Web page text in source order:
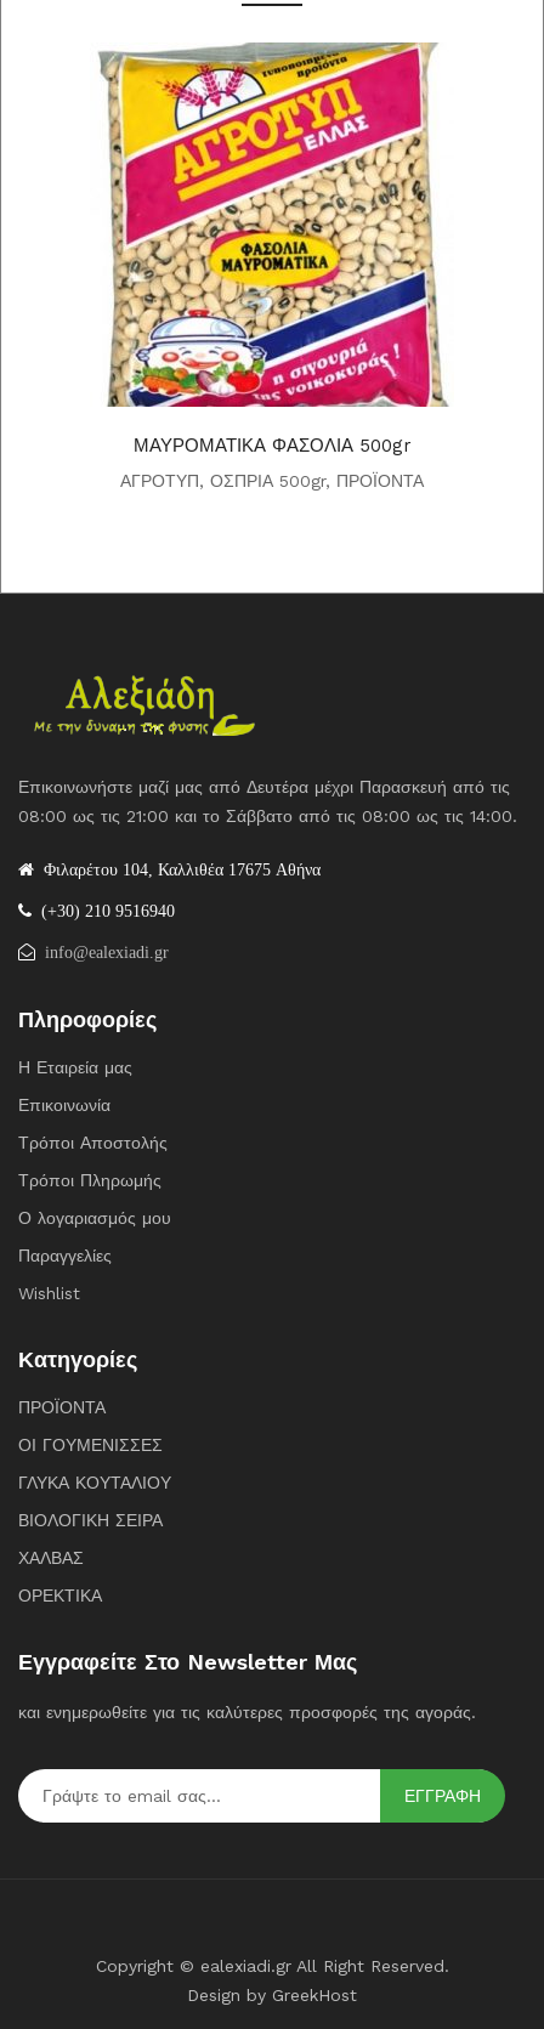
ΜΑΥΡΟΜΑΤΙΚΑ ΦΑΣΟΛΙΑ 500gr
ΑΓΡΟΤΥΠ, ΟΣΠΡΙΑ 500gr, ΠΡΟΪΟΝΤΑ
Επικοινωνήστε μαζί μας από Δευτέρα μέχρι Παρασκευή από τις
08:00 ως τις 21:00 και το Σάββατο από τις 08:00 ως τις 14:00.
Φιλαρέτου 104, Καλλιθέα 17675 Αθήνα
(+30) 210 9516940
info@ealexiadi.gr
Πληροφορίες
Η Εταιρεία μας
Επικοινωνία
Τρόποι Αποστολής
Τρόποι Πληρωμής
Ο λογαριασμός μου
Παραγγελίες
Wishlist
Κατηγορίες
ΠΡΟΪΟΝΤΑ
ΟΙ ΓΟΥΜΕΝΙΣΣΕΣ
ΓΛΥΚΑ ΚΟΥΤΑΛΙΟΥ
ΒΙΟΛΟΓΙΚΗ ΣΕΙΡΑ
ΧΑΛΒΑΣ
ΟΡΕΚΤΙΚΑ
Εγγραφείτε Στο Newsletter Μας
και ενημερωθείτε για τις καλύτερες προσφορές της αγοράς.
ΕΓΓΡΑΦΗ
Copyright © ealexiadi.gr All Right Reserved.
Design by GreekHost